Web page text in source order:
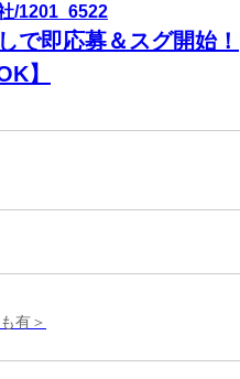
/1201_6522
で即応募＆スグ開始！
】
有＞